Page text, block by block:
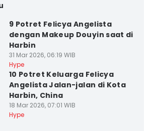
9 Potret Felicya Angelista
dengan Makeup Douyin saat di
Harbin
31 Mar 2026, 06:19 WIB
Hype
10 Potret Keluarga Felicya
Angelista Jalan-jalan di Kota
Harbin, China
18 Mar 2026, 07:01 WIB
Hype